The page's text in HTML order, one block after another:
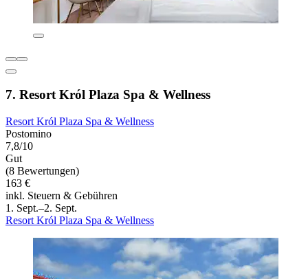
7. Resort Król Plaza Spa & Wellness
Resort Król Plaza Spa & Wellness
Postomino
7,8/10
Gut
(8 Bewertungen)
163 €
inkl. Steuern & Gebühren
1. Sept.–2. Sept.
Resort Król Plaza Spa & Wellness